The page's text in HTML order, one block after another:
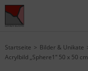
Startseite Bilder & Unikate
Acrylbild „Sphere1“ 50 x 50 cm